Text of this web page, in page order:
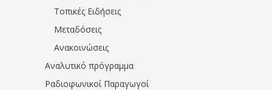
Τοπικές Ειδήσεις
Μεταδόσεις
Ανακοινώσεις
Αναλυτικό πρόγραμμα
Ραδιοφωνικοί Παραγωγοί